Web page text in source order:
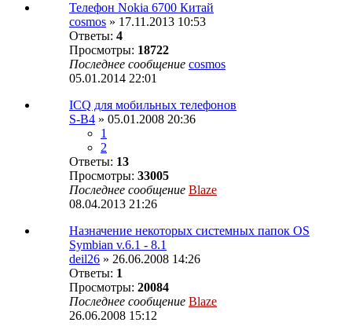
Телефон Nokia 6700 Китай
cosmos » 17.11.2013 10:53
Ответы: 4
Просмотры: 18722
Последнее сообщение cosmos
05.01.2014 22:01
ICQ для мобильных телефонов
S-B4 » 05.01.2008 20:36
1
2
Ответы: 13
Просмотры: 33005
Последнее сообщение Blaze
08.04.2013 21:26
Назначение некоторых системных папок OS
Symbian v.6.1 - 8.1
deil26 » 26.06.2008 14:26
Ответы: 1
Просмотры: 20084
Последнее сообщение Blaze
26.06.2008 15:12